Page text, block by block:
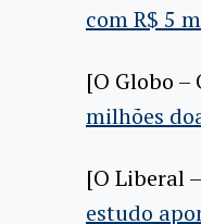
com R$ 5
[O Globo –
milhões
[O Liberal
estudo